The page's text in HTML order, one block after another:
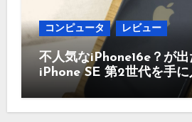
コンピュータ レビュー
不人気なiPhone16e？が出
iPhone SE 第2世代を手に
ュー まだ使えるのか？今
かなど！